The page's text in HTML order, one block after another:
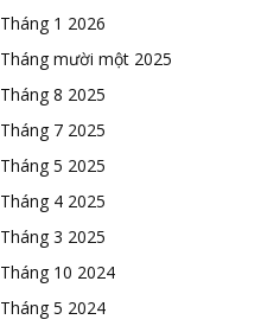
Tháng 1 2026
Tháng mười một 2025
Tháng 8 2025
Tháng 7 2025
Tháng 5 2025
Tháng 4 2025
Tháng 3 2025
Tháng 10 2024
Tháng 5 2024